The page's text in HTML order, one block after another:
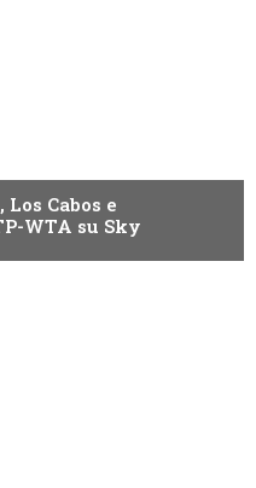
Cabos e
WTA su Sky